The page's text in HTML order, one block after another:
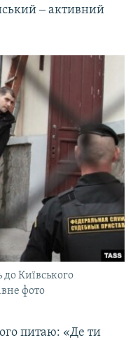
‒ активний
Київського
фото
питаю: «Де ти